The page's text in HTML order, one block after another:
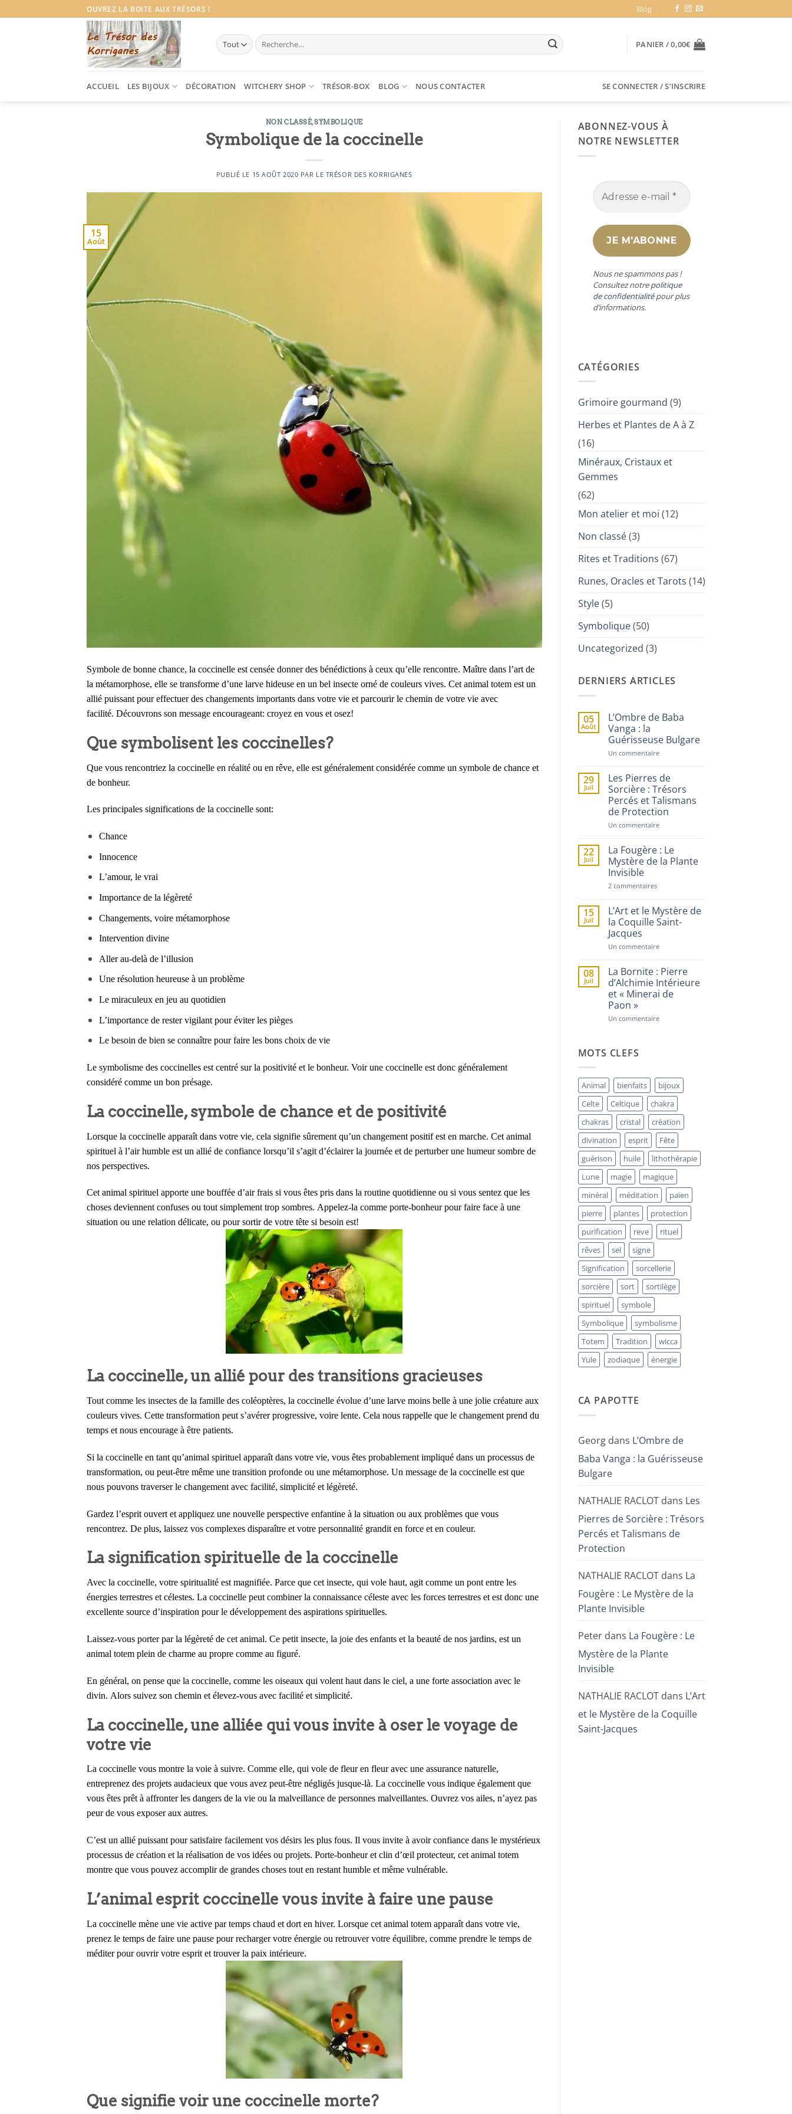
au
OUVREZ LA BOITE AUX TRÉSORS ! Blog
Recherche
pour :
PANIER /0,00€
ACCUEIL LES BIJOUX DÉCORATION WITCHERY SHOP TRÉSOR-BOX BLOG NOUS CONTACTER SE CONNECTER / S’INSCRIRE
NON CLASSÉ,SYMBOLIQUE
Symbolique de la coccinelle
PUBLIÉ LE 15 AOÛT 2020 PAR LE TRÉSOR DES KORRIGANES
15
Août
Symbole de bonne chance, la coccinelle est censée donner des bénédictions à ceux qu’elle rencontre. Maître dans l’art de
la métamorphose, elle se transforme d’une larve hideuse en un bel insecte orné de couleurs vives. Cet animal totem est un
allié puissant pour effectuer des changements importants dans votre vie et parcourir le chemin de votre vie avec
facilité. Découvrons son message encourageant: croyez en vous et osez!
Que symbolisent les coccinelles?
Que vous rencontriez la coccinelle en réalité ou en rêve, elle est généralement considérée comme un symbole de chance et
de bonheur.
Les principales significations de la coccinelle sont:
Chance
Innocence
L’amour, le vrai
Importance de la légèreté
Changements, voire métamorphose
Intervention divine
Aller au-delà de l’illusion
Une résolution heureuse à un problème
Le miraculeux en jeu au quotidien
L’importance de rester vigilant pour éviter les pièges
Le besoin de bien se connaître pour faire les bons choix de vie
Le symbolisme des coccinelles est centré sur la positivité et le bonheur. Voir une coccinelle est donc généralement
considéré comme un bon présage.
La coccinelle, symbole de chance et de positivité
Lorsque la coccinelle apparaît dans votre vie, cela signifie sûrement qu’un changement positif est en marche. Cet animal
spirituel à l’air humble est un allié de confiance lorsqu’il s’agit d’éclairer la journée et de perturber une humeur sombre de
nos perspectives.
Cet animal spirituel apporte une bouffée d’air frais si vous êtes pris dans la routine quotidienne ou si vous sentez que les
choses deviennent confuses ou tout simplement trop sombres. Appelez-la comme porte-bonheur pour faire face à une
situation ou une relation délicate, ou pour sortir de votre tête si besoin est!
La coccinelle, un allié pour des transitions gracieuses
Tout comme les insectes de la famille des coléoptères, la coccinelle évolue d’une larve moins belle à une jolie créature aux
couleurs vives. Cette transformation peut s’avérer progressive, voire lente. Cela nous rappelle que le changement prend du
temps et nous encourage à être patients.
Si la coccinelle en tant qu’animal spirituel apparaît dans votre vie, vous êtes probablement impliqué dans un processus de
transformation, ou peut-être même une transition profonde ou une métamorphose. Un message de la coccinelle est que
nous pouvons traverser le changement avec facilité, simplicité et légèreté.
Gardez l’esprit ouvert et appliquez une nouvelle perspective enfantine à la situation ou aux problèmes que vous
rencontrez. De plus, laissez vos complexes disparaître et votre personnalité grandit en force et en couleur.
La signification spirituelle de la coccinelle
Avec la coccinelle, votre spiritualité est magnifiée. Parce que cet insecte, qui vole haut, agit comme un pont entre les
énergies terrestres et célestes. La coccinelle peut combiner la connaissance céleste avec les forces terrestres et est donc une
excellente source d’inspiration pour le développement des aspirations spirituelles.
Laissez-vous porter par la légèreté de cet animal. Ce petit insecte, la joie des enfants et la beauté de nos jardins, est un
animal totem plein de charme au propre comme au figuré.
En général, on pense que la coccinelle, comme les oiseaux qui volent haut dans le ciel, a une forte association avec le
divin. Alors suivez son chemin et élevez-vous avec facilité et simplicité.
La coccinelle, une alliée qui vous invite à oser le voyage de
votre vie
La coccinelle vous montre la voie à suivre. Comme elle, qui vole de fleur en fleur avec une assurance naturelle,
entreprenez des projets audacieux que vous avez peut-être négligés jusque-là. La coccinelle vous indique également que
vous êtes prêt à affronter les dangers de la vie ou la malveillance de personnes malveillantes. Ouvrez vos ailes, n’ayez pas
peur de vous exposer aux autres.
C’est un allié puissant pour satisfaire facilement vos désirs les plus fous. Il vous invite à avoir confiance dans le mystérieux
processus de création et la réalisation de vos idées ou projets. Porte-bonheur et clin d’œil protecteur, cet animal totem
montre que vous pouvez accomplir de grandes choses tout en restant humble et même vulnérable.
L’animal esprit coccinelle vous invite à faire une pause
La coccinelle mène une vie active par temps chaud et dort en hiver. Lorsque cet animal totem apparaît dans votre vie,
prenez le temps de faire une pause pour recharger votre énergie ou retrouver votre équilibre, comme prendre le temps de
méditer pour ouvrir votre esprit et trouver la paix intérieure.
Que signifie voir une coccinelle morte?
ABONNEZ-VOUS À
NOTRE NEWSLETTER
Nous ne spammons pas !
Consultez notrepolitique
de confidentialitépour plus
d’informations.
CATÉGORIES
Grimoire gourmand (9)
Herbes et Plantes de A à Z
(16)
Minéraux, Cristaux et
Gemmes
(62)
Mon atelier et moi (12)
Non classé(3)
Rites et Traditions (67)
Runes, Oracles et Tarots (14)
Style(5)
Symbolique(50)
Uncategorized (3)
DERNIERS ARTICLES
05
Août
L’Ombre de Baba
Vanga : la
Guérisseuse Bulgare
Un commentairesur
Baba
Vanga
:
la
Guérisseuse
Bulgare
29
Juil
Les Pierres de
Sorcière : Trésors
Percés et Talismans
de Protection
Un commentairesur
de
Sorcière
Protection
22
Juil
La Fougère : Le
Mystère de la Plante
Invisible
2 commentairessur
:
Le
Mystère
Plante
15
Juil
L’Art et le Mystère de
la Coquille Saint-
Jacques
Un commentairesur
le
Mystère
de
la
Coquille
08
Juil
La Bornite : Pierre
d’Alchimie Intérieure
et « Minerai de
Paon »
Un commentairesur
« Minerai
de
Paon »
MOTS CLEFS
Animal bienfaits
bijoux
Celte
Celtique
chakra
chakras
cristal
création
divination
esprit
Fête
guérison
huile
lithothérapie
Lune
magie
magique
minéral
méditation
païen
pierre
plantes
protection
purification
reve
rituel
rêves
sel
signe
Signification
sorcellerie
sorcière
sort
sortilège
spirituel
symbole
Symbolique
symbolisme
Totem
Tradition
wicca
Yule
zodiaque énergie
CA PAPOTTE
Georgdans L’Ombre de
Baba Vanga : la Guérisseuse
Bulgare
NATHALIE RACLOTdans Les
Pierres de Sorcière : Trésors
Percés et Talismans de
Protection
NATHALIE RACLOTdans La
Fougère : Le Mystère de la
Plante Invisible
Peterdans La Fougère : Le
Mystère de la Plante
Invisible
NATHALIE RACLOTdans L’Art
et le Mystère de la Coquille
Saint-Jacques